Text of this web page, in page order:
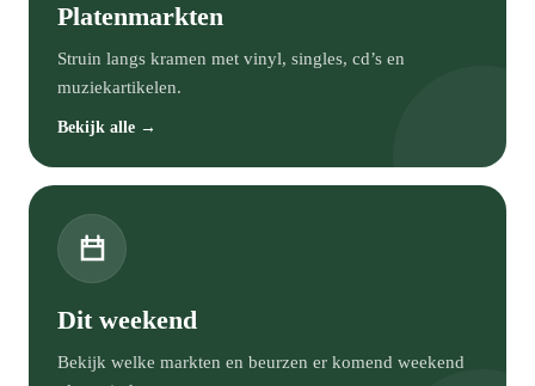
Platenmarkten
Struin langs kramen met vinyl, singles, cd’s en
muziekartikelen.
Bekijk alle →
Dit weekend
Bekijk welke markten en beurzen er komend weekend